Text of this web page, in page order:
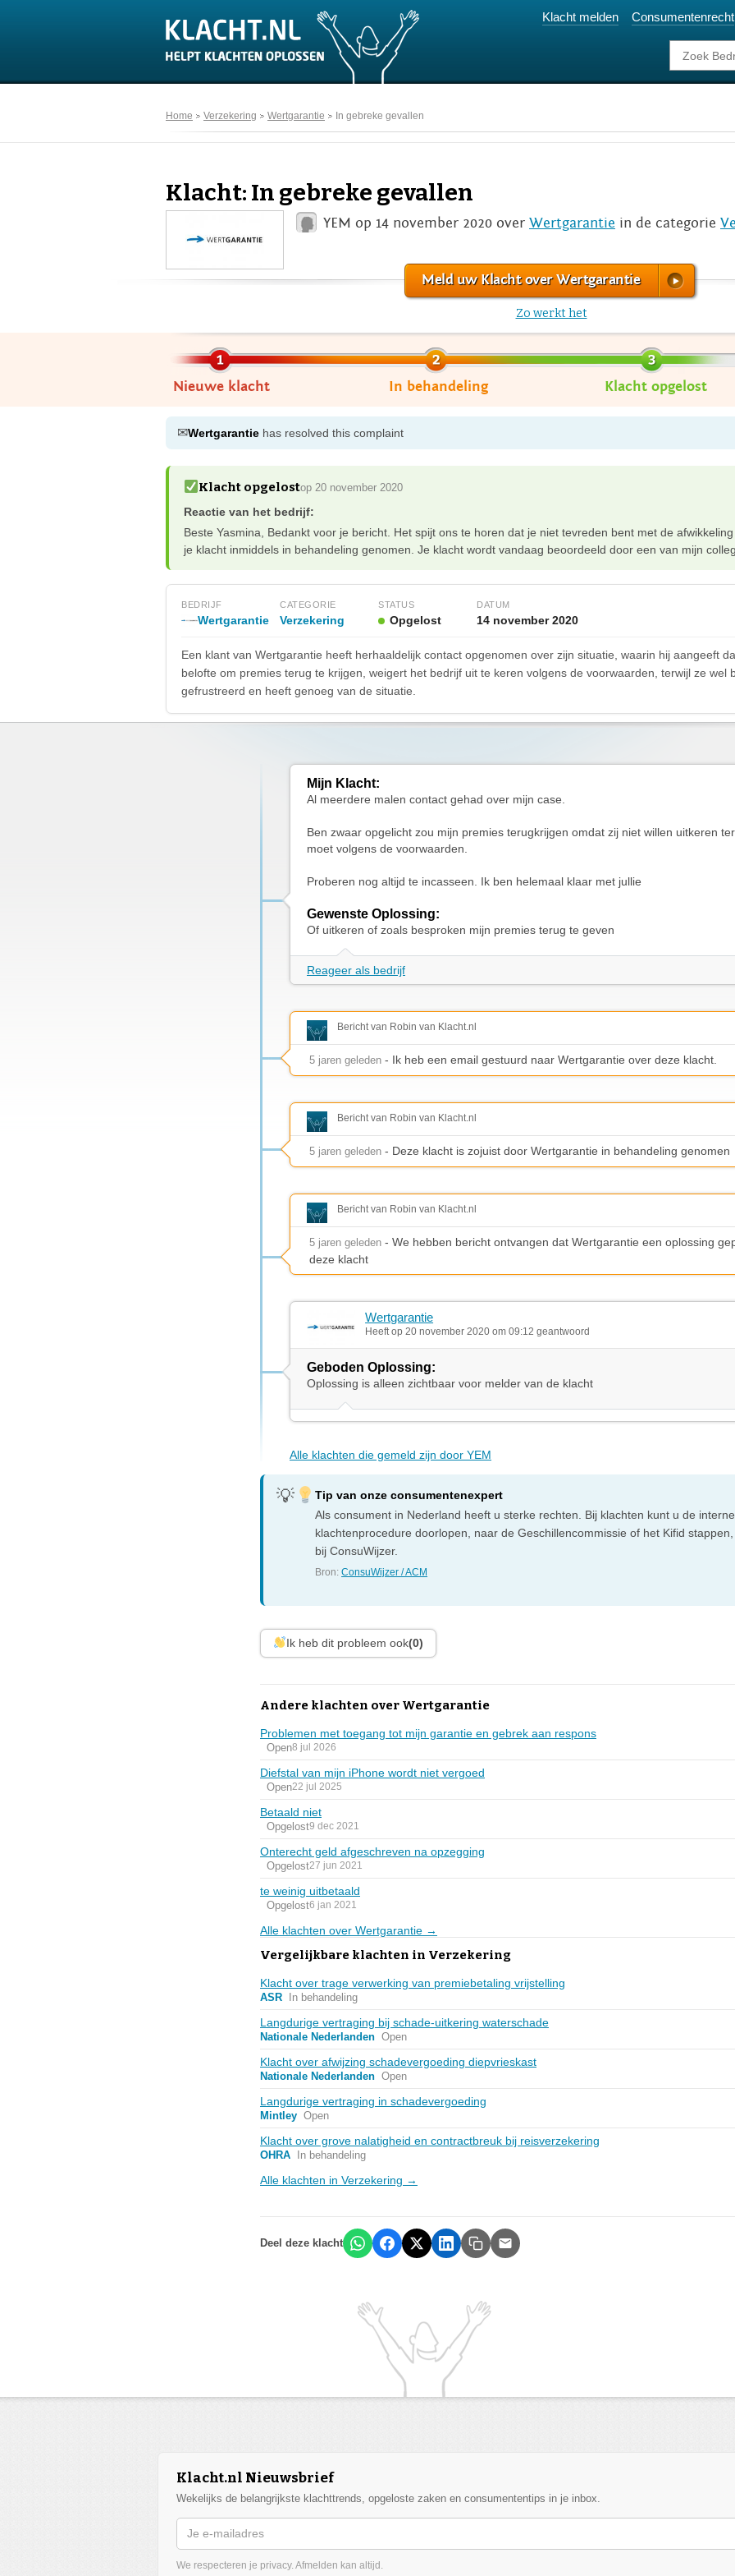
Klacht melden Consumentenrecht
Home Verzekering Wertgarantie In gebreke gevallen
Klacht: In gebreke gevallen
YEM op 14 november 2020 over Wertgarantie in de categorie
Meld uw Klacht over Wertgarantie
Zo werkt het
Nieuwe klacht In behandeling Klacht opgelost
✉Wertgarantie has resolved this complaint
Klacht opgelostop 20 november 2020
Reactie van het bedrijf:
Beste Yasmina, Bedankt voor je bericht. Het spijt ons te horen dat je niet tevreden bent met de
je klacht inmiddels in behandeling genomen. Je klacht wordt vandaag beoordeeld door een van mijn
BEDRIJF
Wertgarantie
CATEGORIE
Verzekering
STATUS
Opgelost
DATUM
14 november 2020
Een klant van Wertgarantie heeft herhaaldelijk contact opgenomen over zijn situatie, waarin hij aangeeft
belofte om premies terug te krijgen, weigert het bedrijf uit te keren volgens de voorwaarden, terwijl ze wel
gefrustreerd en heeft genoeg van de situatie.
Mijn Klacht:
Al meerdere malen contact gehad over mijn case.
Ben zwaar opgelicht zou mijn premies terugkrijgen omdat zij niet willen uitkeren
moet volgens de voorwaarden.
Proberen nog altijd te incasseen. Ik ben helemaal klaar met jullie
Gewenste Oplossing:
Of uitkeren of zoals besproken mijn premies terug te geven
Reageer als bedrijf
Bericht van Robin van Klacht.nl
5 jaren geleden - Ik heb een email gestuurd naar Wertgarantie over deze klacht.
Bericht van Robin van Klacht.nl
5 jaren geleden - Deze klacht is zojuist door Wertgarantie in behandeling genomen
Bericht van Robin van Klacht.nl
5 jaren geleden - We hebben bericht ontvangen dat Wertgarantie een oplossing
deze klacht
Wertgarantie
Heeft op 20 november 2020 om 09:12 geantwoord
Geboden Oplossing:
Oplossing is alleen zichtbaar voor melder van de klacht
Alle klachten die gemeld zijn door YEM
Tip van onze consumentenexpert
Als consument in Nederland heeft u sterke rechten. Bij klachten kunt u de interne
klachtenprocedure doorlopen, naar de Geschillencommissie of het Kifid
bij ConsuWijzer.
Bron:ConsuWijzer / ACM
Ik heb dit probleem ook(0)
Andere klachten over Wertgarantie
Problemen met toegang tot mijn garantie en gebrek aan respons
Open8 jul 2026
Diefstal van mijn iPhone wordt niet vergoed
Open22 jul 2025
Betaald niet
Opgelost9 dec 2021
Onterecht geld afgeschreven na opzegging
Opgelost27 jun 2021
te weinig uitbetaald
Opgelost6 jan 2021
Alle klachten over Wertgarantie →
Vergelijkbare klachten in Verzekering
Klacht over trage verwerking van premiebetaling vrijstelling
ASR In behandeling
Langdurige vertraging bij schade-uitkering waterschade
Nationale Nederlanden Open
Klacht over afwijzing schadevergoeding diepvrieskast
Nationale Nederlanden Open
Langdurige vertraging in schadevergoeding
Mintley Open
Klacht over grove nalatigheid en contractbreuk bij reisverzekering
OHRA In behandeling
Alle klachten in Verzekering →
Deel deze klacht
Klacht.nl Nieuwsbrief
Wekelijks de belangrijkste klachttrends, opgeloste zaken en consumententips in je inbox.
We respecteren je privacy. Afmelden kan altijd.